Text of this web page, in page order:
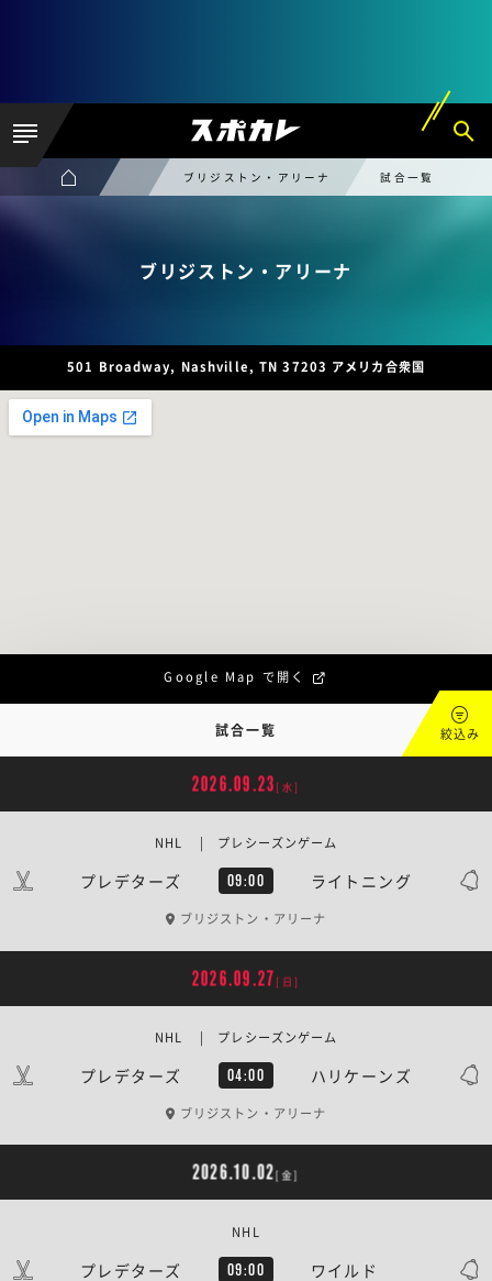
ブリジストン・アリーナ 試合一覧
ブリジストン・アリーナ
501 Broadway, Nashville, TN 37203 アメリカ合衆国
Google Map で開く
試合一覧 絞込み
2026.09.23 [水]
プレデターズ 09:00 ライトニング
NHL | プレシーズンゲーム
ブリジストン・アリーナ
2026.09.27 [日]
プレデターズ 04:00 ハリケーンズ
NHL | プレシーズンゲーム
ブリジストン・アリーナ
2026.10.02[金]
プレデターズ 09:00 ワイルド
NHL